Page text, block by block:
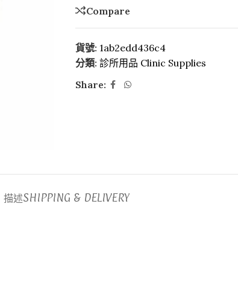
Compare
貨號: 1ab2edd436c4
分類: 診所用品 Clinic Supplies
Share:
描述SHIPPING & DELIVERY